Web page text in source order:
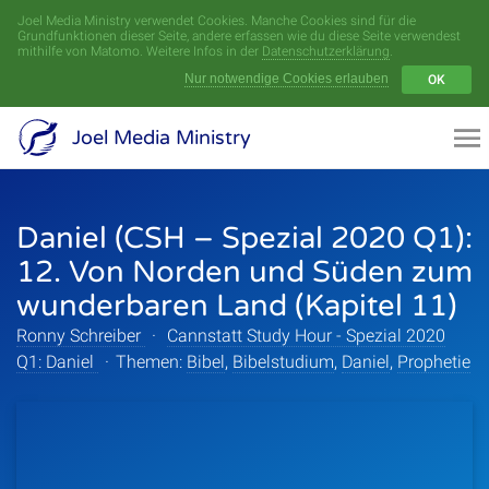
Joel Media Ministry verwendet Cookies. Manche Cookies sind für die
Grundfunktionen dieser Seite, andere erfassen wie du diese Seite verwendest
mithilfe von Matomo. Weitere Infos in der Datenschutzerklärung.
Nur notwendige Cookies erlauben
OK
Joel Media Ministry
Daniel (CSH – Spezial 2020 Q1):
12. Von Norden und Süden zum
wunderbaren Land (Kapitel 11)
Ronny Schreiber ·
Cannstatt Study Hour - Spezial 2020
Q1: Daniel
· Themen: Bibel, Bibelstudium, Daniel, Prophetie
Menü
Videoarchiv
Serien
Sprecher
Themen